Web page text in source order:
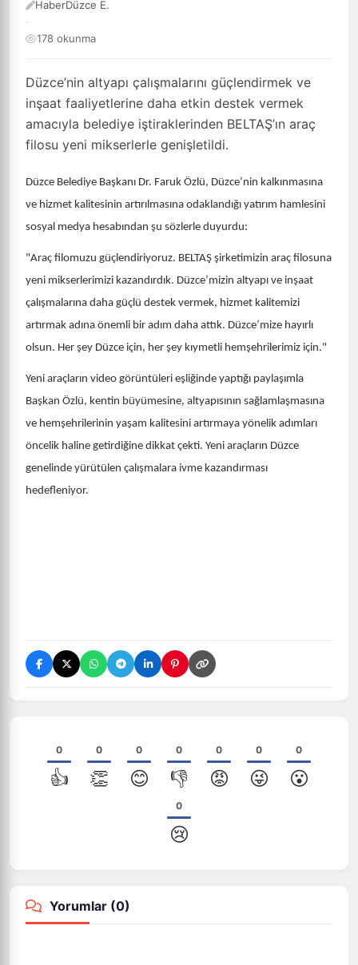
Düzce’nin altyapı çalışmalarını güçlendirmek ve
inşaat faaliyetlerine daha etkin destek vermek
amacıyla belediye iştiraklerinden BELTAŞ’ın araç
filosu yeni mikserlerle genişletildi.
HaberDüzce E.
·
178 okunma
Düzce Belediye Başkanı Dr. Faruk Özlü, Düzce’nin kalkınmasına
ve hizmet kalitesinin artırılmasına odaklandığı yatırım hamlesini
sosyal medya hesabından şu sözlerle duyurdu:
"Araç filomuzu güçlendiriyoruz. BELTAŞ şirketimizin araç filosuna
yeni mikserlerimizi kazandırdık. Düzce’mizin altyapı ve inşaat
çalışmalarına daha güçlü destek vermek, hizmet kalitemizi
artırmak adına önemli bir adım daha attık. Düzce’mize hayırlı
olsun. Her şey Düzce için, her şey kıymetli hemşehrilerimiz için."
Yeni araçların video görüntüleri eşliğinde yaptığı paylaşımla
Başkan Özlü, kentin büyümesine, altyapısının sağlamlaşmasına
ve hemşehrilerinin yaşam kalitesini artırmaya yönelik adımları
öncelik haline getirdiğine dikkat çekti. Yeni araçların Düzce
genelinde yürütülen çalışmalara ivme kazandırması
hedefleniyor.
0
👍
0
👏
0
😊
0
👎
0
😡
0
😜
0
😮
0
😢
Yorumlar (0)